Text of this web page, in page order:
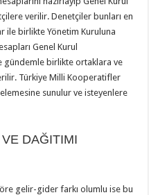
verilir. Denetçiler bunları en
ile birlikte Yönetim Kuruluna
Genel Kurul
gündemle birlikte ortaklara ve
Türkiye Milli Kooperatifler
sunulur ve isteyenlere
DAĞITIMI
gelir-gider farkı olumlu ise bu